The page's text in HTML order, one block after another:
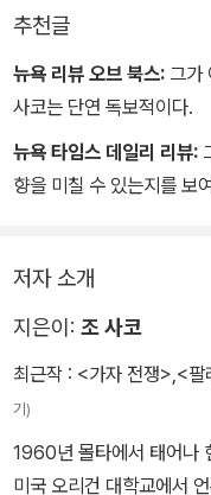
추천글
뉴욕 리뷰 오브 북스: 그가
사코는 단연 독보적이다.
뉴욕 타임스 데일리 리뷰:
향을 미칠 수 있는지를 보
저자 소개
지은이: 조 사코
최근작 : <가자 전쟁>,<팔
기)
1960년 몰타에서 태어나
미국 오리건 대학교에서